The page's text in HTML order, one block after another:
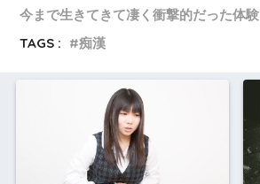
今まで生きてきて凄く衝撃的だった体験
TAGS :
痴漢